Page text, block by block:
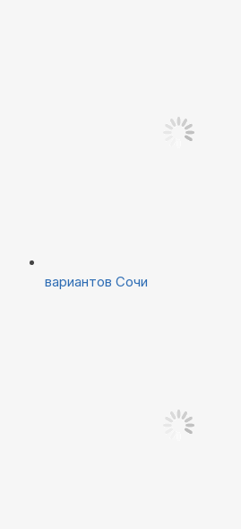
вариантов Сочи